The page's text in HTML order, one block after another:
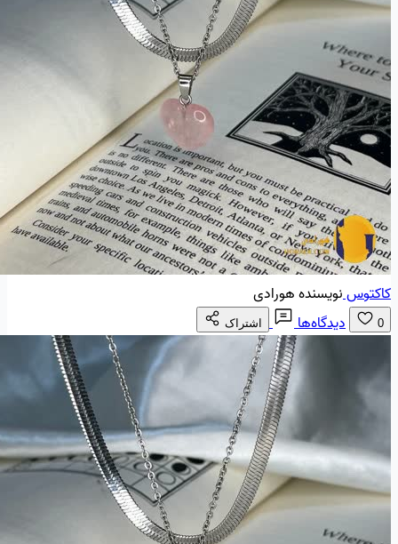
کاکتوسنویسنده هورادی
0 دیدگاه‌ها اشتراک